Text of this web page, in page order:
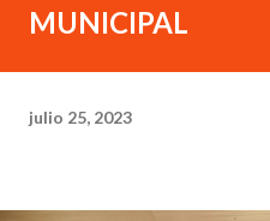
MUNICIPAL
julio 25, 2023